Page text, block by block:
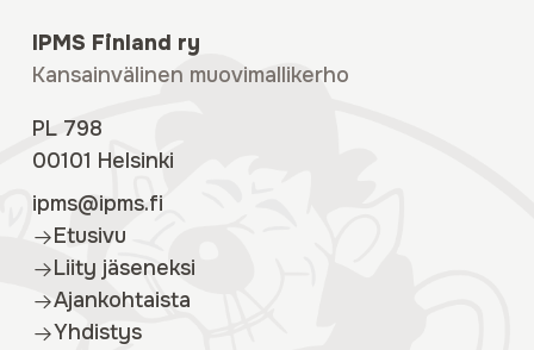
IPMS Finland ry
Kansainvälinen muovimallikerho
PL 798
00101 Helsinki
ipms@ipms.fi
Etusivu
Liity jäseneksi
Ajankohtaista
Yhdistys